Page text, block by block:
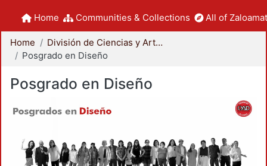
Home Communities & Collections All of
Home
División de Ciencias y Artes para el Diseño
Posgrado en Diseño
Posgrado en Diseño